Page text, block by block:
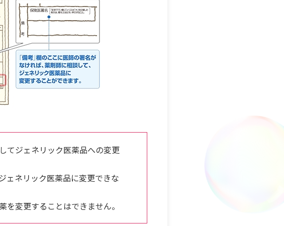
てジェネリック医薬品への変更
ェネリック医薬品に変更できな
変更することはできません。